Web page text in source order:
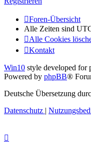
Foren-Übersicht
Alle Zeiten sind
Alle Cookies
Kontakt
Win10 style developed for
Powered by phpBB®
Deutsche Übersetzung
Datenschutz |